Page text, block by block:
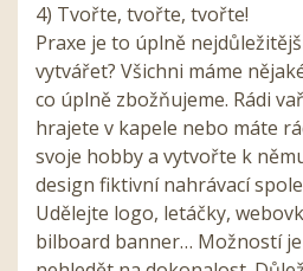
4) Tvořte, tvořte, tvořte!
Praxe je to úplně
vytvářet? Všichni máme
co úplně zbožňujeme. Rádi
hrajete v kapele nebo máte
svoje hobby a vytvořte k
design fiktivní nahrávací
Udělejte logo, letáčky,
bilboard banner… Možností